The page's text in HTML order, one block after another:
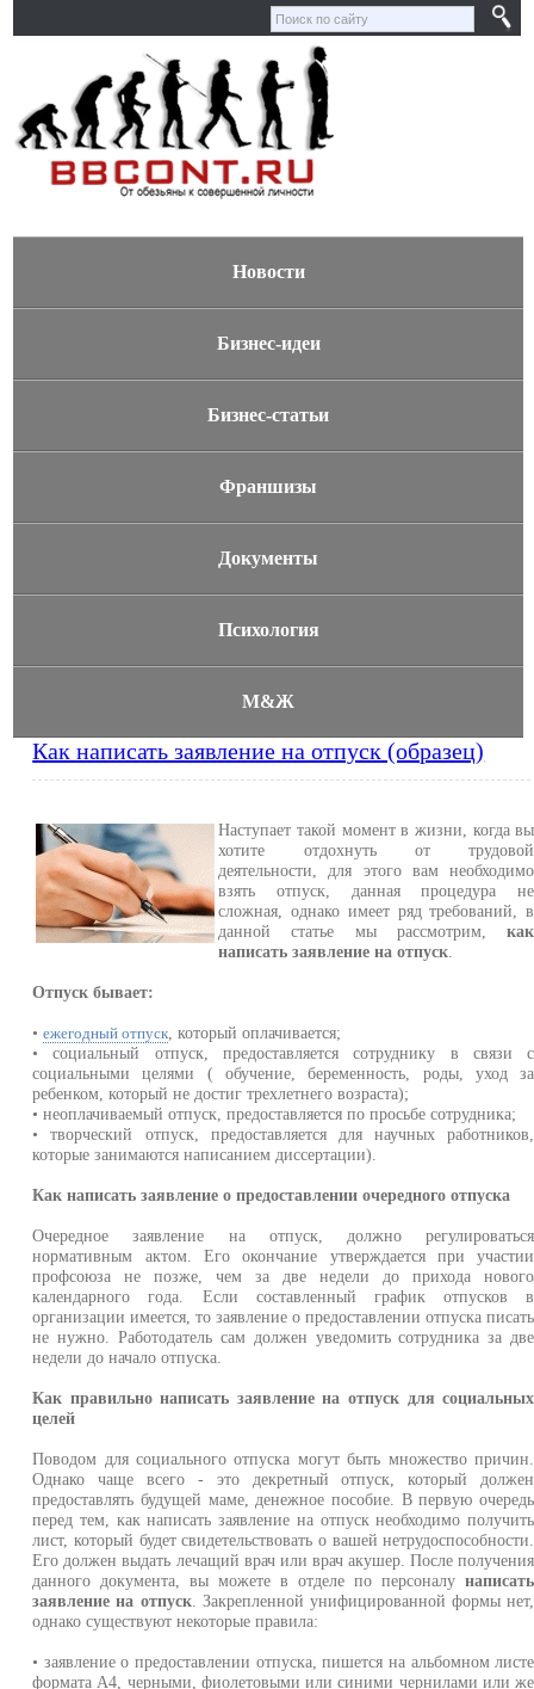
Новости
Бизнес-идеи
Бизнес-статьи
Франшизы
Документы
Психология
М&Ж
Как написать заявление на отпуск (образец)
Наступает такой момент в жизни, когда вы
хотите отдохнуть от трудовой
деятельности, для этого вам необходимо
взять отпуск, данная процедура не
сложная, однако имеет ряд требований, в
данной статье мы рассмотрим,как
написать заявление на отпуск
Отпуск бывает:
•ежегодный отпуск , который оплачивается;
• социальный отпуск, предоставляется сотруднику в связи с
социальными целями ( обучение, беременность, роды, уход за
ребенком, который не достиг трехлетнего возраста);
• неоплачиваемый отпуск, предоставляется по просьбе сотрудника;
• творческий отпуск, предоставляется для научных работников,
которые занимаются написанием диссертации).
Как написать заявление о предоставлении очередного отпуска
Очередное заявление на отпуск, должно регулироваться
нормативным актом. Его окончание утверждается при участии
профсоюза не позже, чем за две недели до прихода нового
календарного года. Если составленный график отпусков в
организации имеется, то заявление о предоставлении отпуска писать
не нужно. Работодатель сам должен уведомить сотрудника за две
недели до начало отпуска.
Как правильно написать заявление на отпуск для социальных
целей
Поводом для социального отпуска могут быть множество причин.
Однако чаще всего - это декретный отпуск, который должен
предоставлять будущей маме, денежное пособие. В первую очередь
перед тем, как написать заявление на отпуск необходимо получить
лист, который будет свидетельствовать о вашей нетрудоспособности.
Его должен выдать лечащий врач или врач акушер. После получения
данного документа, вы можете в отделе по персоналунаписать
заявление на отпуск. Закрепленной унифицированной формы нет,
однако существуют некоторые правила:
• заявление о предоставлении отпуска, пишется на альбомном листе
формата А4, черными, фиолетовыми или синими чернилами или же